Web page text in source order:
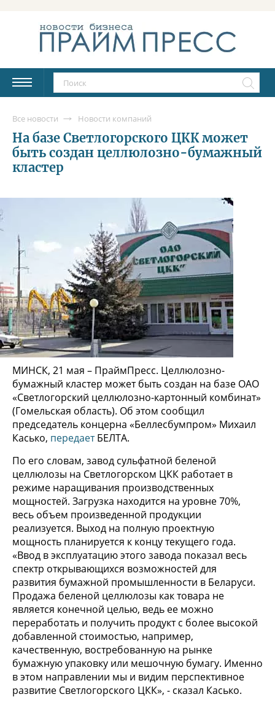
Все новости Новости компаний
На базе Светлогорского ЦКК может
быть создан целлюлозно-бумажный
кластер
МИНСК, 21 мая – ПраймПресс. Целлюлозно-
бумажный кластер может быть создан на базе ОАО
«Светлогорский целлюлозно-картонный комбинат»
(Гомельская область). Об этом сообщил
председатель концерна «Беллесбумпром» Михаил
Касько, передаетБЕЛТА.
По его словам, завод сульфатной беленой
целлюлозы на Светлогорском ЦКК работает в
режиме наращивания производственных
мощностей. Загрузка находится на уровне 70%,
весь объем произведенной продукции
реализуется. Выход на полную проектную
мощность планируется к концу текущего года.
«Ввод в эксплуатацию этого завода показал весь
спектр открывающихся возможностей для
развития бумажной промышленности в Беларуси.
Продажа беленой целлюлозы как товара не
является конечной целью, ведь ее можно
переработать и получить продукт с более высокой
добавленной стоимостью, например,
качественную, востребованную на рынке
бумажную упаковку или мешочную бумагу. Именно
в этом направлении мы и видим перспективное
развитие Светлогорского ЦКК», - сказал Касько.